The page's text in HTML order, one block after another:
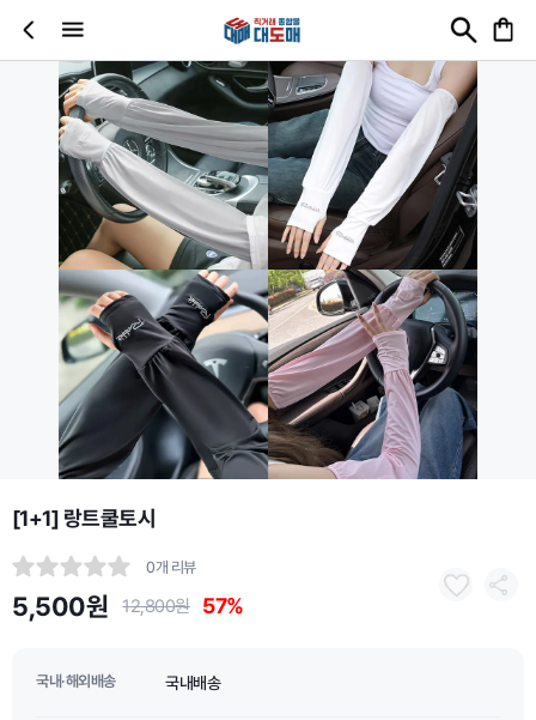
[1+1] 랑트쿨토시
0개 리뷰
5,500원 12,800원 57%
국내·해외배송 국내배송